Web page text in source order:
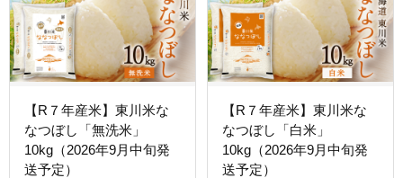
【R７年産米】東川米な
なつぼし「無洗米」
10kg（2026年9月中旬発
送予定）
【R７年産米】東川米な
なつぼし「白米」
10kg（2026年9月中旬発
送予定）